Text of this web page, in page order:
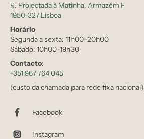
R. Projectada à Matinha, Armazém F
1950-327 Lisboa
Horário
Segunda a sexta: 11h00–20h00
Sábado: 10h00–19h30
Contacto:
+351 967 764 045
(custo da chamada para rede fixa nacional)
Facebook
Instagram